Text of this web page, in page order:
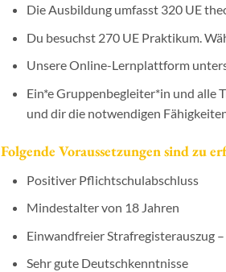
Die Ausbildung umfasst 320 UE
Du besuchst 270 UE Praktikum.
Unsere Online-Lernplattform
Ein*e Gruppenbegleiter*in und alle
und dir die notwendigen
Folgende Voraussetzungen sind zu
Positiver Pflichtschulabschluss
Mindestalter von 18 Jahren
Einwandfreier Strafregisterauszug
Sehr gute Deutschkenntnisse